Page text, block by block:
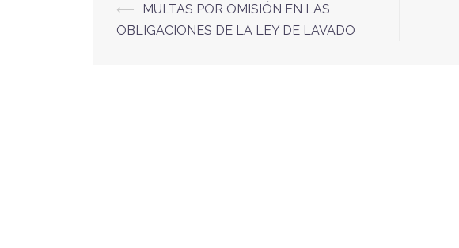
⟵
MULTAS POR OMISIÓN EN LAS
OBLIGACIONES DE LA LEY DE LAVADO